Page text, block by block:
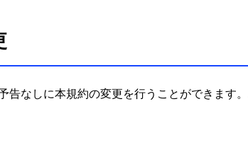
告なしに本規約の変更を行うことができます